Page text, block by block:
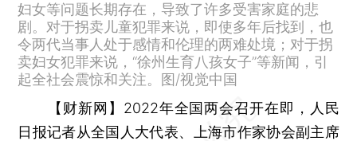
妇女等问题长期存在，导致了许多受害家庭的悲
剧。对于拐卖儿童犯罪来说，即使多年后找到，也
令两代当事人处于感情和伦理的两难处境；对于拐
卖妇女犯罪来说，“徐州生育八孩女子”等新闻，引
起全社会震惊和关注。图/视觉中国
【财新网】 2022年全国两会召开在即，人民
日报记者从全国人大代表、上海市作家协会副主席